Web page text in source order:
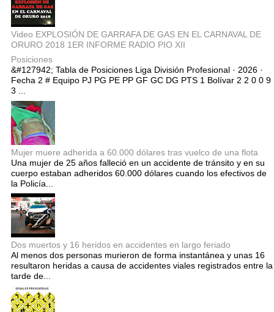
Video EXPLOSIÓN DE GARRAFA DE GAS EN EL CARNAVAL DE
ORURO 2018 1ER INFORME RADIO PIO XII
Posiciones
&#127942; Tabla de Posiciones Liga División Profesional · 2026 ·
Fecha 2 # Equipo PJ PG PE PP GF GC DG PTS 1 Bolívar 2 2 0 0 9
3 ...
Mujer muere adherida a 60.000 dólares tras vuelco de una flota
Una mujer de 25 años falleció en un accidente de tránsito y en su
cuerpo estaban adheridos 60.000 dólares cuando los efectivos de
la Policía...
Dos muertos y 16 heridos en accidentes en largo feriado
Al menos dos personas murieron de forma instantánea y unas 16
resultaron heridas a causa de accidentes viales registrados entre la
tarde de...